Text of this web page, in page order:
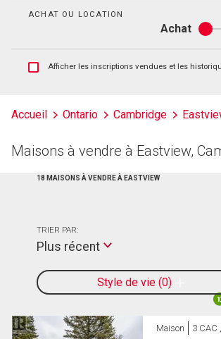
ACHAT OU LOCATION
Achat
Achat
ou
Afficher
et
historiques
Afficher les inscriptions vendues et les
Accueil Ontario Cambridge
Maisons à vendre à Eastview,
18 MAISONS À VENDRE À EASTVIEW
Style de vie 0
TRIER PAR:
Plus récent
10
Maison 3 CAC